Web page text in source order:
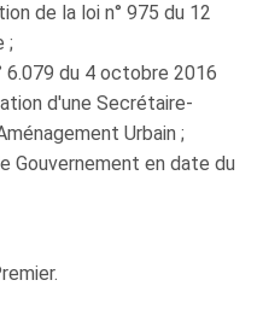
de la loi n° 975 du 12
;
6.079 du 4 octobre 2016
d'une Secrétaire-
Urbain ;
Gouvernement en date du